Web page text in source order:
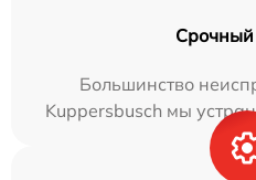
Срочный
Большинство
Kuppersbusch мы